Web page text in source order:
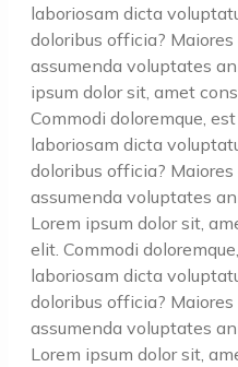
laboriosam dicta
doloribus officia?
assumenda voluptates
ipsum dolor sit, amet
Commodi doloremque,
laboriosam dicta
doloribus officia?
assumenda voluptates
Lorem ipsum dolor sit,
elit. Commodi
laboriosam dicta
doloribus officia?
assumenda voluptates
Lorem ipsum dolor sit,